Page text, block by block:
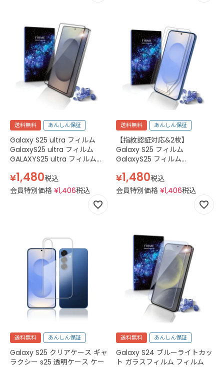
送料無料 あんしん保証
Galaxy S25 ultra フィルム
GalaxyS25 ultra フィルム
GALAXYS25 ultra フィルム
SCG32 au SM-S938Q SIMフ
リー SM-S938Z ギャラクシー
S25 ウルトラ フィルム ギャラ
クシーS25 ウルトラ フィルム
¥1,480税込
会員特別価格 ¥1,406税込
送料無料 あんしん保証
【指紋認証対応&2枚】
Galaxy S25 フィルム
GalaxyS25 フィルム
Softbank SC-51F docomo
SCG31 au SM-S931Q SIMフリ
ー SM-S931Z ギャラクシー
S25 フィルム ギャラクシー
¥1,480税込
会員特別価格 ¥1,406税込
送料無料 あんしん保証
Galaxy S25 クリアケース ギャ
ラクシー s25 透明ケース ケー
送料無料 あんしん保証
Galaxy S24 ブルーライトカッ
ト ガラスフィルム フィルム